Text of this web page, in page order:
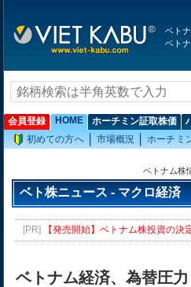
ベト
ベト
会員登録
HOME ホーチミン証取株価
初めての方へ
市場概況 ホーチミ
ベトナム株
ベト株ニュース - マクロ経済
[PR] 【発売開始】ベトナム株投資の
ベトナム経済、為替圧